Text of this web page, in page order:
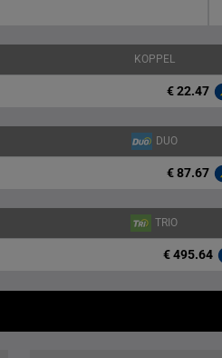
KOPPEL
€ 22.47
DUO
€ 87.67
TRIO
€ 495.64